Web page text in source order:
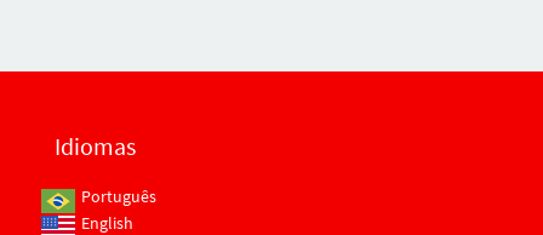
Idiomas
Português
English